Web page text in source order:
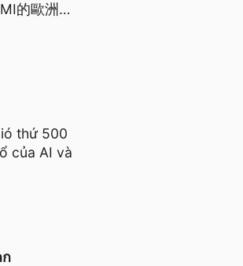
的歐洲人
thứ 500
của AI và